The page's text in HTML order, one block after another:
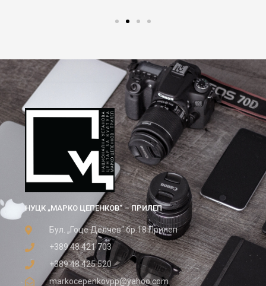
НУЦК „МАРКО ЦЕПЕНКОВ“ – ПРИЛЕП
Бул. „Гоце Делчев“ бр.18 Прилеп
+389 48 421 703
+389 48 425 520
markocepenkovpp@yahoo.com